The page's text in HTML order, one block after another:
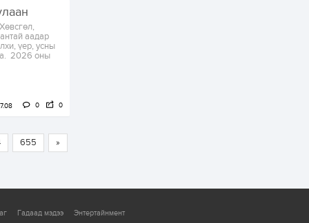
аадар
үер, усны
2026 оны
0 0
655 »
Гадаад мэдээ Энтертайнмент